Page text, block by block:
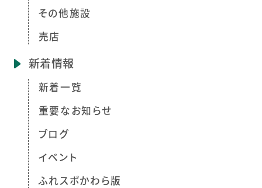
その他施設
売店
新着情報
新着一覧
重要なお知らせ
ブログ
イベント
ふれスポかわら版